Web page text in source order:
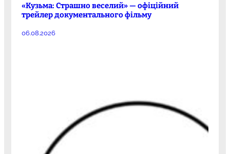
«Кузьма: Страшно веселий» — офіційний
трейлер документального фільму
06.08.2026